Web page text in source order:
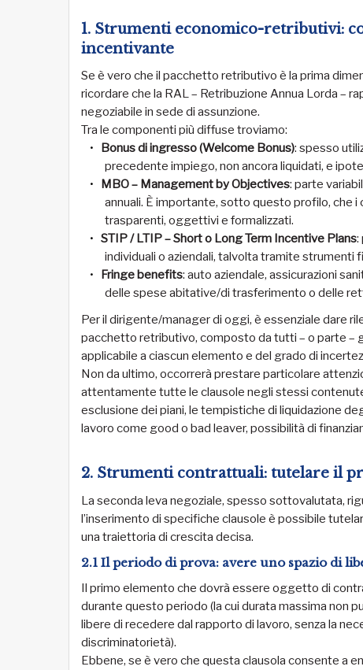
1. Strumenti economico-retributivi:
incentivante
Se è vero che il pacchetto retributivo è la prima
ricordare che la RAL – Retribuzione Annua Lorda –
negoziabile in sede di assunzione.
Tra le componenti più diffuse troviamo:
Bonus di ingresso (Welcome Bonus): spesso
precedente impiego, non ancora liquidati, e
MBO – Management by Objectives: parte
annuali. È importante, sotto questo profilo, che
trasparenti, oggettivi e formalizzati.
STIP / LTIP – Short o Long Term Incentive Plans:
individuali o aziendali, talvolta tramite strumenti
Fringe benefits: auto aziendale, assicurazioni
delle spese abitative/di trasferimento o delle
Per il dirigente/manager di oggi, è essenziale dare
pacchetto retributivo, composto da tutti – o parte –
applicabile a ciascun elemento e del grado di
Non da ultimo, occorrerà prestare particolare
attentamente tutte le clausole negli stessi
esclusione dei piani, le tempistiche di liquidazione
lavoro come good o bad leaver, possibilità di
2. Strumenti contrattuali: tutelare il
La seconda leva negoziale, spesso sottovalutata,
l’inserimento di specifiche clausole è possibile
una traiettoria di crescita decisa.
2.1 Il periodo di prova: avere uno spazio di
Il primo elemento che dovrà essere oggetto di
durante questo periodo (la cui durata massima non
libere di recedere dal rapporto di lavoro, senza la
discriminatorietà).
Ebbene, se è vero che questa clausola consente a